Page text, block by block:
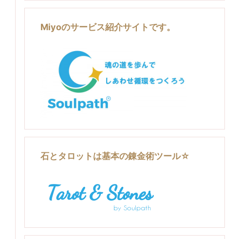
Miyoのサービス紹介サイトです。
石とタロットは基本の錬金術ツール☆